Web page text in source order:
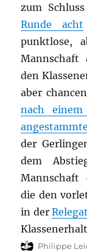
zum
Runde acht
punktlose,
Mannschaft
den
aber
nach
der
dem
Mannschaft
die den
in der
Autor
Philippe